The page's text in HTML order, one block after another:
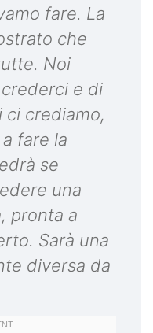
fare. La
che
Noi
e di
crediamo,
fare la
se
una
pronta a
Sarà una
diversa da